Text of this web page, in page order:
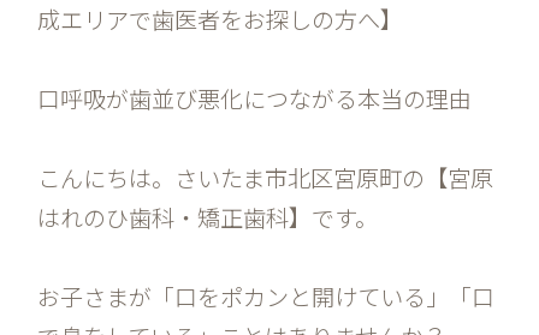
成エリアで歯医者をお探しの方へ】
口呼吸が歯並び悪化につながる本当の理由
こんにちは。さいたま市北区宮原町の【宮原
はれのひ歯科・矯正歯科】です。
お子さまが「口をポカンと開けている」「口